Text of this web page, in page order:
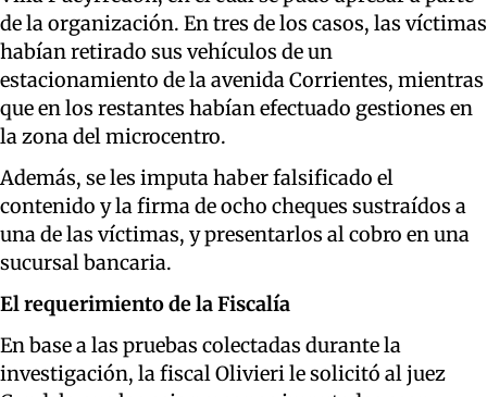
de la organización. En tres de los casos, las víctimas
habían retirado sus vehículos de un
estacionamiento de la avenida Corrientes, mientras
que en los restantes habían efectuado gestiones en
la zona del microcentro.
Además, se les imputa haber falsificado el
contenido y la firma de ocho cheques sustraídos a
una de las víctimas, y presentarlos al cobro en una
sucursal bancaria.
El requerimiento de la Fiscalía
En base a las pruebas colectadas durante la
investigación, la fiscal Olivieri le solicitó al juez